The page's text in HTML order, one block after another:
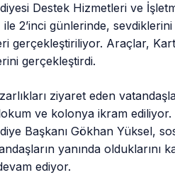
Destek Hizmetleri ve
ile 2’inci günlerinde,
gerçekleştiriliyor. Araçlar,
gerçekleştirdi.
ziyaret eden
ve kolonya ikram ediliyor.
Başkanı Gökhan Yüksel,
yanında
ediyor.